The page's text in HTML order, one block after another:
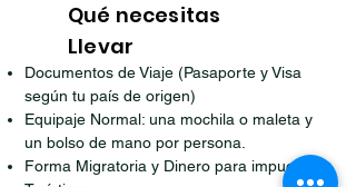
Qué necesitas
Llevar
Documentos de Viaje (Pasaporte y Visa
según tu país de origen)
Equipaje Normal: una mochila o maleta y
un bolso de mano por persona.
Forma Migratoria y Dinero para impuestos